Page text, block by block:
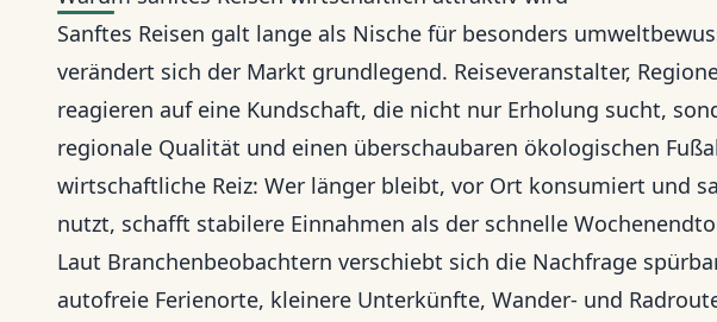
Sanftes Reisen galt lange als Nische für besonders
verändert sich der Markt grundlegend. Reiseveranstalter,
reagieren auf eine Kundschaft, die nicht nur Erholung sucht,
regionale Qualität und einen überschaubaren ökologischen
wirtschaftliche Reiz: Wer länger bleibt, vor Ort konsumiert und
nutzt, schafft stabilere Einnahmen als der schnelle
Laut Branchenbeobachtern verschiebt sich die Nachfrage
autofreie Ferienorte, kleinere Unterkünfte, Wander- und